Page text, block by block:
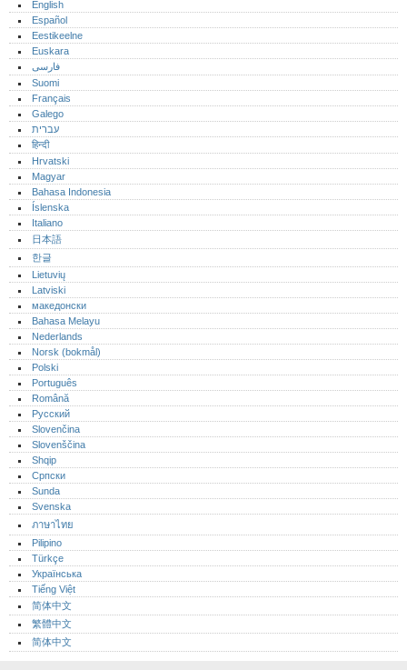
English
Español
Eestikeelne
Euskara
فارسی
Suomi
Français
Galego
עברית
हिन्दी
Hrvatski
Magyar
Bahasa Indonesia
Íslenska
Italiano
日本語
한글
Lietuvių
Latviski
македонски
Bahasa Melayu
Nederlands
Norsk (bokmål)‎
Polski
Português‎
Română
Русский
Slovenčina
Slovenščina
Shqip
Српски
Sunda
Svenska
ภาษาไทย
Pilipino
Türkçe
Українська
Tiếng Việt
简体中文
繁體中文
简体中文